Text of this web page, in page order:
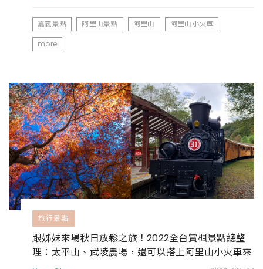
嘉義景點 阿里山景點 阿里山
阿里山小火車
more
旅行景點
跟姊妹來場秋日放鬆之旅！2022全台賞楓景點總整
理：太平山、武陵農場，還可以搭上阿里山小火車來